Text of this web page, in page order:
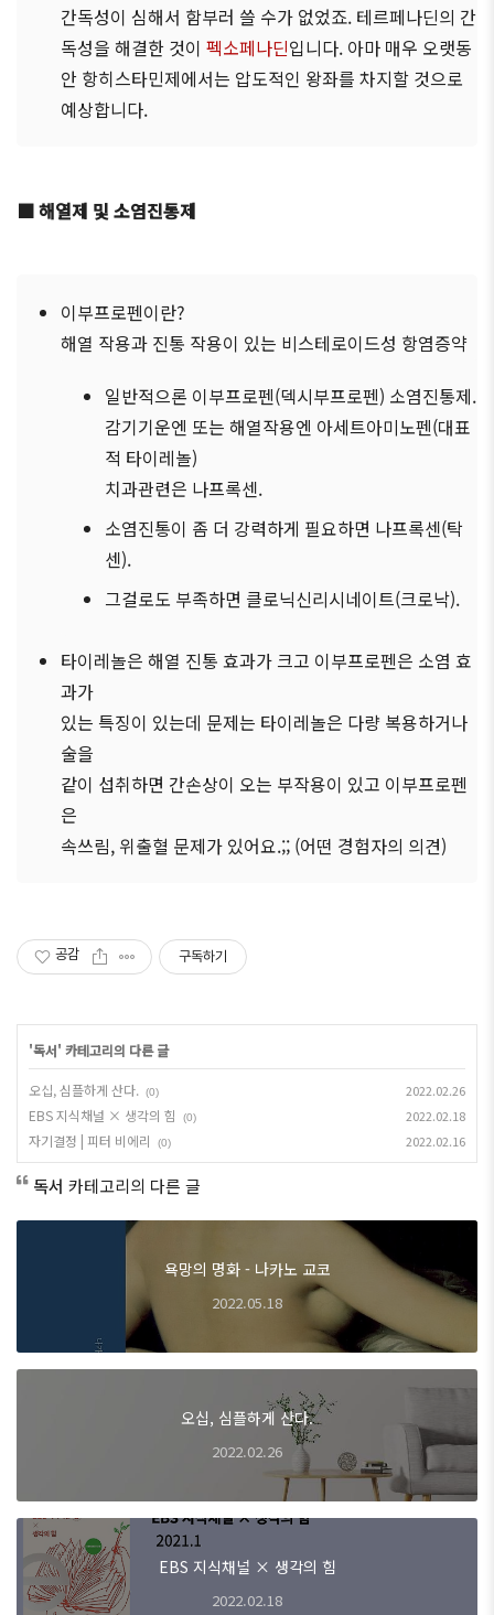
간독성이 심해서 함부러 쓸 수가 없었죠. 테르페나딘의 간
독성을 해결한 것이 펙소페나딘입니다. 아마 매우 오랫동
안 항히스타민제에서는 압도적인 왕좌를 차지할 것으로
예상합니다.
■ 해열제 및 소염진통제
이부프로펜이란?
해열 작용과 진통 작용이 있는 비스테로이드성 항염증약
일반적으론 이부프로펜(덱시부프로펜) 소염진통제.
감기기운엔 또는 해열작용엔 아세트아미노펜(대표
적 타이레놀)
치과관련은 나프록센.
소염진통이 좀 더 강력하게 필요하면 나프록센(탁
센).
그걸로도 부족하면 클로닉신리시네이트(크로낙).
타이레놀은 해열 진통 효과가 크고 이부프로펜은 소염 효
과가
있는 특징이 있는데 문제는 타이레놀은 다량 복용하거나
술을
같이 섭취하면 간손상이 오는 부작용이 있고 이부프로펜
은
속쓰림, 위출혈 문제가 있어요.;; (어떤 경험자의 의견)
공감 구독하기
'독서' 카테고리의 다른 글
오십, 심플하게 산다. (0) 2022.02.26
EBS 지식채널 × 생각의 힘 (0) 2022.02.18
자기결정 | 피터 비에리 (0) 2022.02.16
독서 카테고리의 다른 글
욕망의 명화 - 나카노 교코
2022.05.18
오십, 심플하게 산다.
2022.02.26
EBS 지식채널 × 생각의 힘
2022.02.18